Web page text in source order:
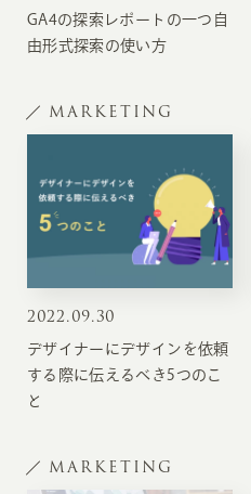
GA4の探索レポートの一つ自
由形式探索の使い方
MARKETING
2022.09.30
デザイナーにデザインを依頼
する際に伝えるべき5つのこ
と
MARKETING